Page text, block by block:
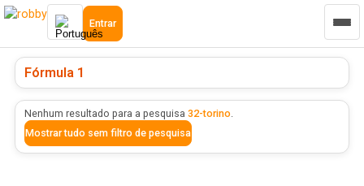
Entrar
Fórmula 1
Nenhum resultado para a pesquisa 32-torino.
Mostrar tudo sem filtro de pesquisa